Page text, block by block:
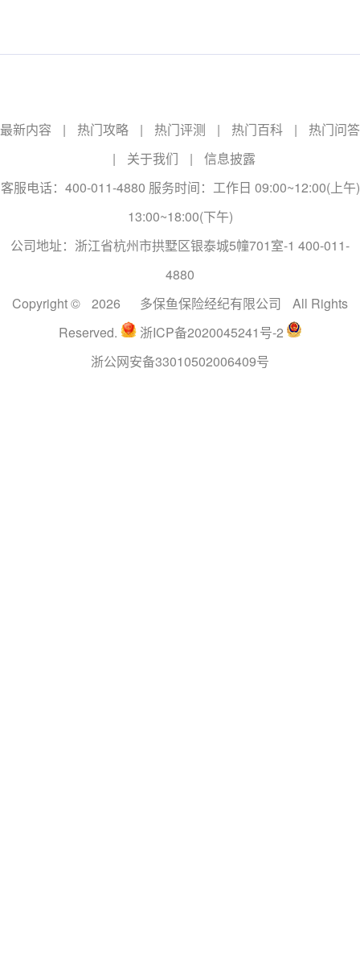
最新内容 | 热门攻略 | 热门评测 | 热门百科 |
热门问答
|
关于我们 |
信息披露
客服电话：400-011-4880 服务时间：工作日 09:00~12:00(上午)
13:00~18:00(下午)
公司地址：浙江省杭州市拱墅区银泰城5幢701室-1 400-011-
4880
Copyright ©
2026 多保鱼保险经纪有限公司
All Rights
Reserved.
浙ICP备2020045241号-2
浙公网安备33010502006409号